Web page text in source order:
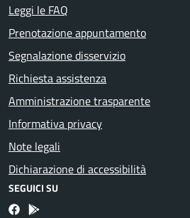
Leggi le FAQ
Prenotazione appuntamento
Segnalazione disservizio
Richiesta assistenza
Amministrazione trasparente
Informativa privacy
Note legali
Dichiarazione di accessibilità
SEGUICI SU
FacebookBosa inApp